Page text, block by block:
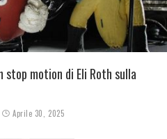
stop motion di Eli Roth sulla
Aprile 30, 2025